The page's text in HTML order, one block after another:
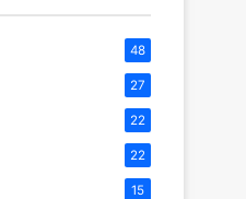
48
27
22
22
15